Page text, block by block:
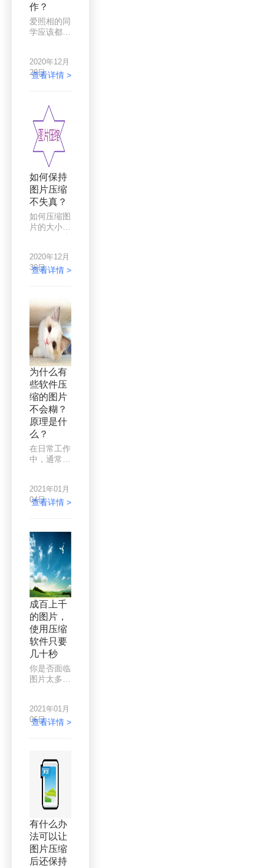
作？
爱照相的同
学应该都知
相的尺寸都
很大，大一
M，即使小
一点的也有
几M。照片
大小过大也
比较占用内
存，在某一
平台上共享
照片时，照
片过大而出
现不能上
传，下载速
度慢，在上
传到空间或
时就会受到
限制。在一
般情况下，
或压缩。
2020年12月
29日
查看详情 >
如何保持
图片压缩
不失真？
如何压缩图
片的大小
家一个超级
简单实用的
以做到低失
真高压缩。
2020年12月
30日
查看详情 >
为什么有
些软件压
缩的图片
不会糊？
原理是什
么？
在日常工作
中，通常需
计
PPT/Word，
清图像的画
质很好，但
是图像的体
积非常大，
这些文件上
传变慢，发
送和传输变
得不方便。
2021年01月
04日
查看详情 >
成百上千
的图片，
使用压缩
软件只要
几十秒
你是否面临
图片太多太
问题呢？图
片太大了，
太多了怎么
办？批量压
缩。那么问
题来了，有
什么软件能
呢？
2021年01月
06日
查看详情 >
有什么办
法可以让
图片压缩
后还保持